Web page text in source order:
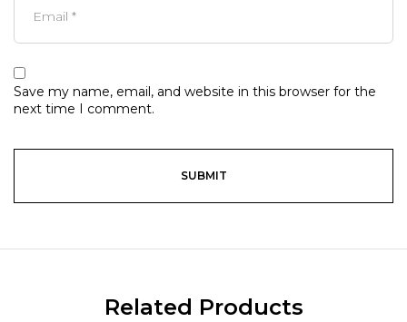
Save my name, email, and website in this browser for the
next time I comment.
Related Products